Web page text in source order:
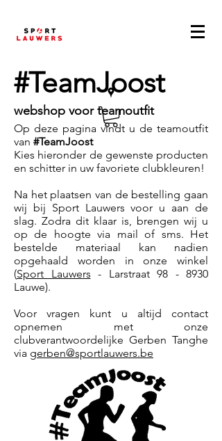
#TeamJoost
webshop voor teamoutfit
Op deze pagina vindt u de teamoutfit
van #TeamJoost
Kies hieronder de gewenste producten
en schitter in uw favoriete clubkleuren!
Na het plaatsen van de bestelling gaan
wij bij Sport Lauwers voor u aan de
slag. Zodra dit klaar is, brengen wij u
op de hoogte via mail of sms. Het
bestelde materiaal kan nadien
opgehaald worden in onze winkel
(Sport Lauwers - Larstraat 98 - 8930
Lauwe).
Voor vragen kunt u altijd contact
opnemen met onze
clubverantwoordelijke Gerben Tanghe
via gerben@sportlauwers.be